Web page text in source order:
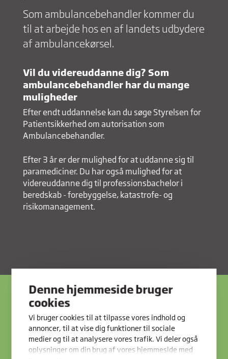
Denne hjemmeside bruger
cookies
Vi bruger cookies til at tilpasse vores indhold og
annoncer, til at vise dig funktioner til sociale
medier og til at analysere vores trafik. Vi deler også
oplysninger om din brug af vores hjemmeside med
Som ambulancebehandler kommer du
til at arbejde hos en af landets udbydere
af ambulancekørsel.
Vil du videreuddanne dig? Som
ambulancebehandler har du mange
muligheder
Efter endt uddannelse kan du søge Styrelsen for
Patientsikkerhed om autorisation som
Ambulancebehandler.
Efter 3 år er der mulighed for at uddanne sig til
paramediciner. Du har også mulighed for at
videreuddanne dig til professionsbachelor i
beredskab - forebyggelse, katastrofe- og
risikomanagement.